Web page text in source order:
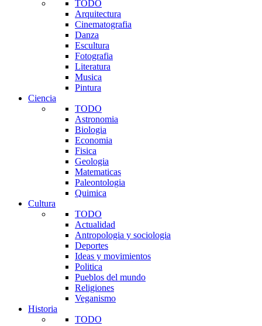
TODO
Arquitectura
Cinematografia
Danza
Escultura
Fotografia
Literatura
Musica
Pintura
Ciencia
TODO
Astronomia
Biologia
Economia
Fisica
Geologia
Matematicas
Paleontologia
Quimica
Cultura
TODO
Actualidad
Antropologia y sociologia
Deportes
Ideas y movimientos
Politica
Pueblos del mundo
Religiones
Veganismo
Historia
TODO